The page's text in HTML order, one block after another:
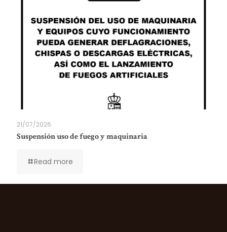
21/07/2026
Suspensión uso de fuego y maquinaria
Read more